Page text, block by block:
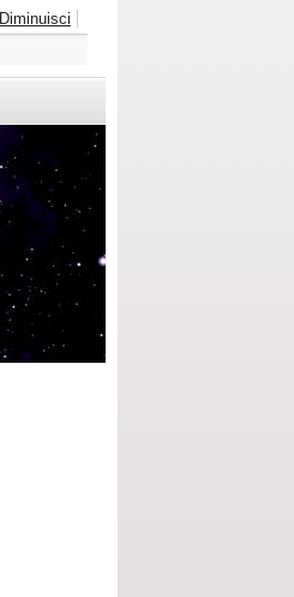
Diminuisci